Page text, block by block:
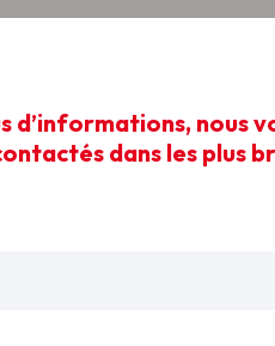
d’informations, nous
dans les plus